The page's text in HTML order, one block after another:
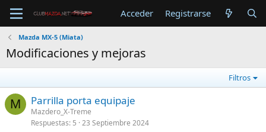
Acceder Registrarse
Mazda MX-5 (Miata)
Modificaciones y mejoras
Filtros
M Parrilla porta equipaje
Mazdero_X-Treme
Respuestas 5 23 Septiembre 2024